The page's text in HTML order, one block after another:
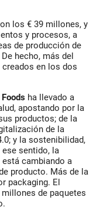
los € 39 millones, y
y procesos, a
de producción de
hecho, más del
creados en los dos
ha llevado a
apostando por la
productos; de la
de la
y la sostenibilidad,
sentido, la
cambiando a
producto. Más de la
packaging. El
de paquetes